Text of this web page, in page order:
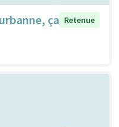
ça Retenue